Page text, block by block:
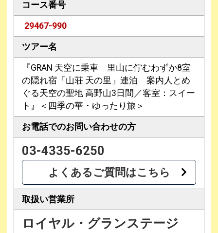
コース番号
29467-990
ツアー名
『GRAN 天空に乗車 里山に佇むわずか8室
の隠れ宿「山荘 天の里」連泊 案内人とめ
ぐる天空の聖地 高野山3日間／客室：スイー
ト』＜四季の華・ゆったり旅＞
お電話でのお問い合わせの方
03-4335-6250
よくあるご質問はこちら
取扱い営業所
ロイヤル・グランステージ